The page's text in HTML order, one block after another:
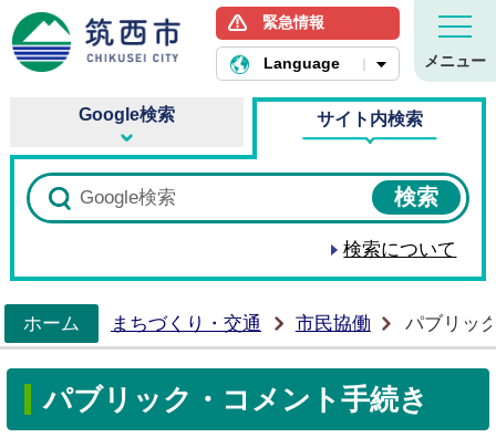
筑西市ホームページ
緊急情報
Language メニュー
Google検索 サイト内検索
検索について
ホーム
まちづくり・交通 市民協働 パブリッ
パブリック・コメント手続き